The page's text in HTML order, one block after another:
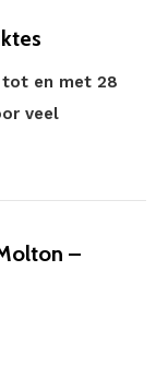
tot en met 28
veel
–